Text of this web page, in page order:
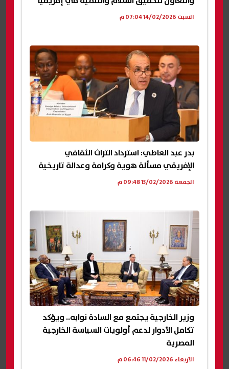
السبت 14/02/2026 07:04 م
بدر عبد العاطي: استرداد التراث الثقافي
الإفريقي مسألة هوية وكرامة وعدالة تاريخية
الجمعة 13/02/2026 09:48 م
وزير الخارجية يجتمع مع السادة نوابه.. ويؤكد
تكامل الأدوار لدعم أولويات السياسة الخارجية
المصرية
الأربعاء 11/02/2026 06:46 م